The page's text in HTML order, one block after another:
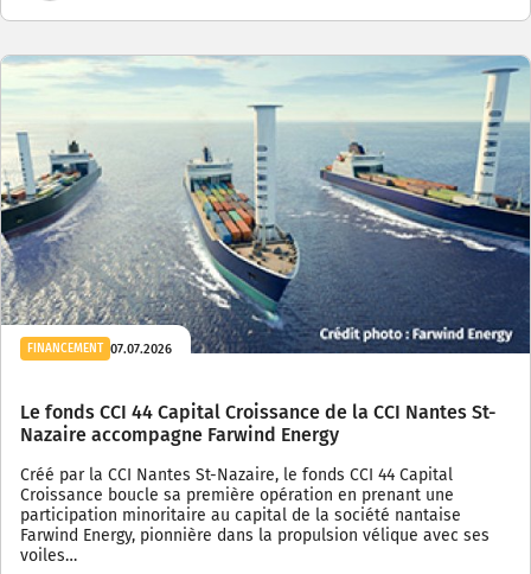
FINANCEMENT 07.07.2026
Le fonds CCI 44 Capital Croissance de la CCI Nantes St-
Nazaire accompagne Farwind Energy
Créé par la CCI Nantes St-Nazaire, le fonds CCI 44 Capital
Croissance boucle sa première opération en prenant une
participation minoritaire au capital de la société nantaise
Farwind Energy, pionnière dans la propulsion vélique avec ses
voiles…